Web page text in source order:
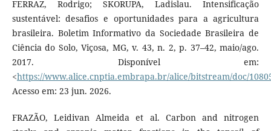
FERRAZ, Rodrigo; SKORUPA, Ladislau. Intensificação
sustentável: desafios e oportunidades para a agricultura
brasileira. Boletim Informativo da Sociedade Brasileira de
Ciência do Solo, Viçosa, MG, v. 43, n. 2, p. 37–42, maio/ago.
2017. Disponível em:
<https://www.alice.cnptia.embrapa.br/alice/bitstream/doc/
Acesso em: 23 jun. 2026.
FRAZÃO, Leidivan Almeida et al. Carbon and nitrogen